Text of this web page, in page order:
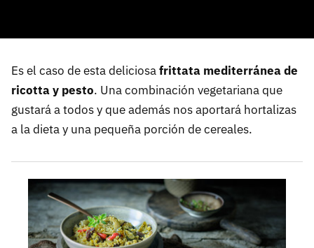
Es el caso de esta deliciosafrittata mediterránea de
ricotta y pesto. Una combinación vegetariana que
gustará a todos y que además nos aportará hortalizas
a la dieta y una pequeña porción de cereales.